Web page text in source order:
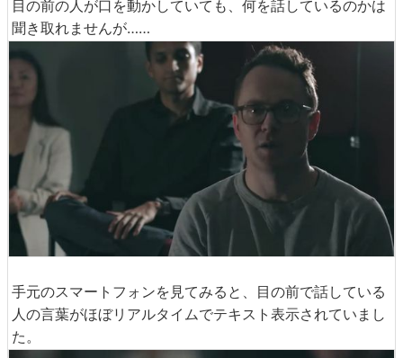
目の前の人が口を動かしていても、何を話しているのかは
聞き取れませんが……
手元のスマートフォンを見てみると、目の前で話している
人の言葉がほぼリアルタイムでテキスト表示されていまし
た。